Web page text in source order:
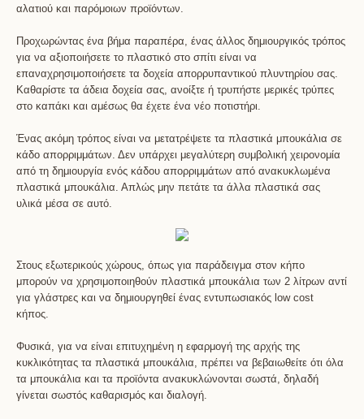
αλατιού και παρόμοιων προϊόντων.
Προχωρώντας ένα βήμα παραπέρα, ένας άλλος δημιουργικός τρόπος
για να αξιοποιήσετε το πλαστικό στο σπίτι είναι να
επαναχρησιμοποιήσετε τα δοχεία απορρυπαντικού πλυντηρίου σας.
Καθαρίστε τα άδεια δοχεία σας, ανοίξτε ή τρυπήστε μερικές τρύπες
στο καπάκι και αμέσως θα έχετε ένα νέο ποτιστήρι.
Ένας ακόμη τρόπος είναι να μετατρέψετε τα πλαστικά μπουκάλια σε
κάδο απορριμμάτων. Δεν υπάρχει μεγαλύτερη συμβολική χειρονομία
από τη δημιουργία ενός κάδου απορριμμάτων από ανακυκλωμένα
πλαστικά μπουκάλια. Απλώς μην πετάτε τα άλλα πλαστικά σας
υλικά μέσα σε αυτό.
Στους εξωτερικούς χώρους, όπως για παράδειγμα στον κήπο
μπορούν να χρησιμοποιηθούν πλαστικά μπουκάλια των 2 λίτρων αντί
για γλάστρες και να δημιουργηθεί ένας εντυπωσιακός low cost
κήπος.
Φυσικά, για να είναι επιτυχημένη η εφαρμογή της αρχής της
κυκλικότητας τα πλαστικά μπουκάλια, πρέπει να βεβαιωθείτε ότι όλα
τα μπουκάλια και τα προϊόντα ανακυκλώνονται σωστά, δηλαδή
γίνεται σωστός καθαρισμός και διαλογή.